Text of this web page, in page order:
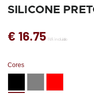
SILICONE
€ 16.75 IVA incluído
Cores